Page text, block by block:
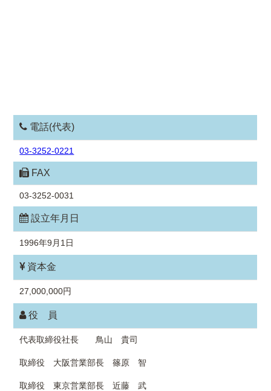
電話(代表)
03-3252-0221
FAX
03-3252-0031
設立年月日
1996年9月1日
資本金
27,000,000円
役 員
代表取締役社長 鳥山 貴司
取締役 大阪営業部長 篠原 智
取締役 東京営業部長 近藤 武